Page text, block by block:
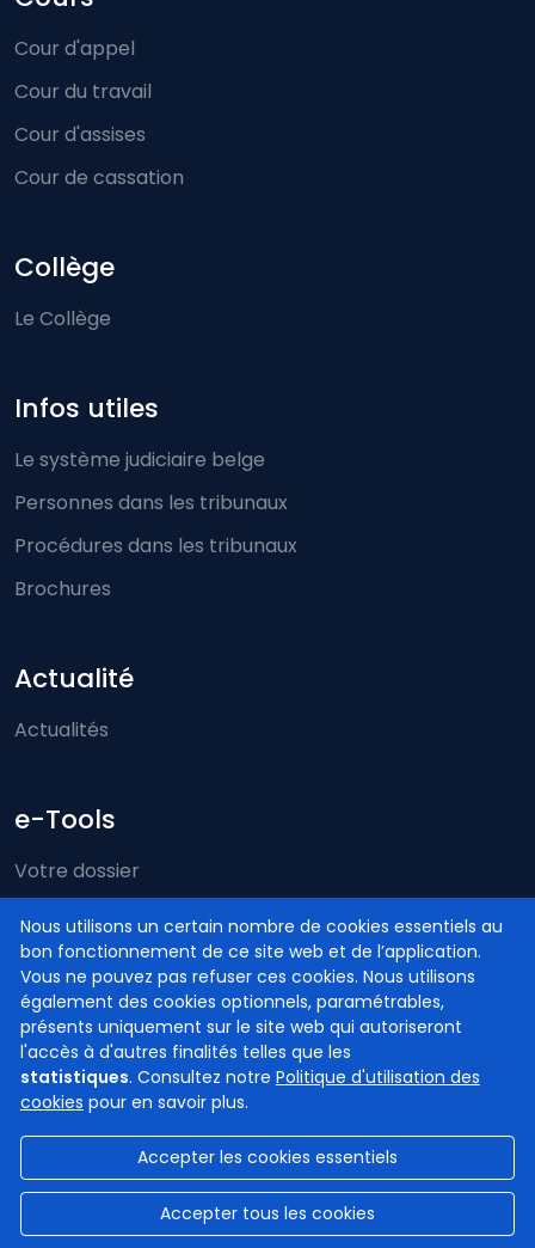
Nous utilisons un certain nombre de cookies essentiels au
bon fonctionnement de ce site web et de l’application.
Vous ne pouvez pas refuser ces cookies. Nous utilisons
également des cookies optionnels, paramétrables,
présents uniquement sur le site web qui autoriseront
l'accès à d'autres finalités telles que les
statistiques. Consultez notre Politique d'utilisation des
cookies pour en savoir plus.
Accepter les cookies essentiels
Accepter tous les cookies
Cour d'appel
Cour du travail
Cour d'assises
Cour de cassation
Collège
Le Collège
Infos utiles
Le système judiciaire belge
Personnes dans les tribunaux
Procédures dans les tribunaux
Brochures
Actualité
Actualités
e-Tools
Votre dossier
Just-on-web
e-Deposit
Compétence territoriale
© Cours et tribunaux de Belgique
2026
Confidentialité
Gestion des cookies
Accessibilité